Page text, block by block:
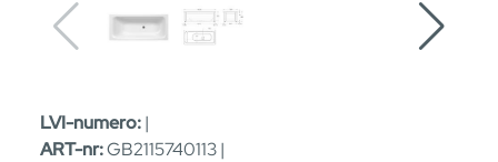
LVI-numero:|
ART-nr:GB2115740113 |